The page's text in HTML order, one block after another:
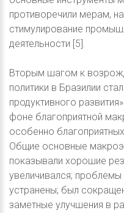
противоречили мерам,
стимулирование
деятельности [5].
Вторым шагом к
политики в Бразилии
продуктивного
фоне благоприятной
особенно
Общие основные
показывали хорошие
увеличивался;
устранены; был
заметные улучшения в